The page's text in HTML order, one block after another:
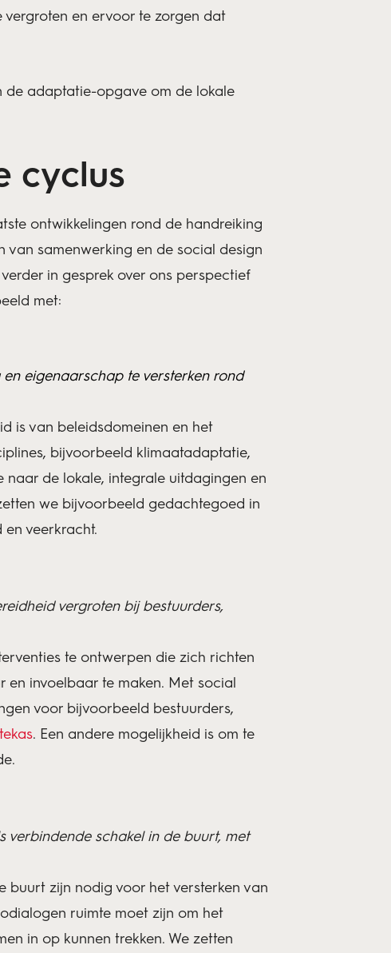
en ervoor te zorgen dat
de adaptatie-opgave om de lokale
cyclus
ontwikkelingen rond de handreiking
samenwerking en de social design
in gesprek over ons perspectief
met:
eigenaarschap te versterken rond
is van beleidsdomeinen en het
bijvoorbeeld klimaatadaptatie,
de lokale, integrale uitdagingen en
we bijvoorbeeld gedachtegoed in
veerkracht.
vergroten bij bestuurders,
te ontwerpen die zich richten
invoelbaar te maken. Met social
voor bijvoorbeeld bestuurders,
. Een andere mogelijkheid is om te
verbindende schakel in de buurt, met
buurt zijn nodig voor het versterken van
ruimte moet zijn om het
in op kunnen trekken. We zetten